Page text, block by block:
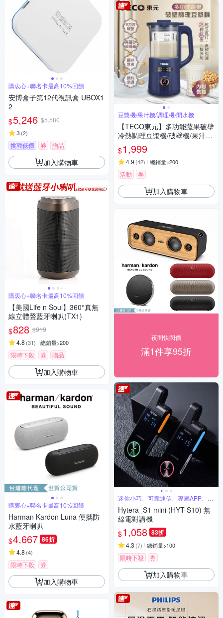
購衷心+聯名卡最高10%回饋
安博盒子第12代視訊盒 UBOX1
2
$5,246 $5,580
3 (2)
挑戰低價 券 贈品
加入購物車
購衷心+聯名卡最高10%回饋
【美國Life n Soul】360°真無
線立體聲藍牙喇叭(TX1)
$828 $919
4.8 (31) 總銷量>200
限時下殺 券 贈品
加入購物車
購衷心+聯名卡最高10%回饋
Harman Kardon Luna 便攜防
水藍牙喇叭
$4,667 86折
4.8 (4)
限時下殺 券
加入購物車
豆漿機/果汁機/調理機/開水機
【TECO東元】多功能蔬果破壁
冷熱調理豆漿機/破壁機/果汁機/
快煮壺/輔食機
$1,999
4.9 (42) 總銷量>200
活動 券
加入購物車
夜間快閃價
滿1件享95折
迷你小巧、可靠通信、專屬APP、超
長待機
Hytera_S1 mini (HYT-S10) 無
線電對講機
$1,058 83折
4.3 (7) 總銷量>100
限時下殺 券
加入購物車